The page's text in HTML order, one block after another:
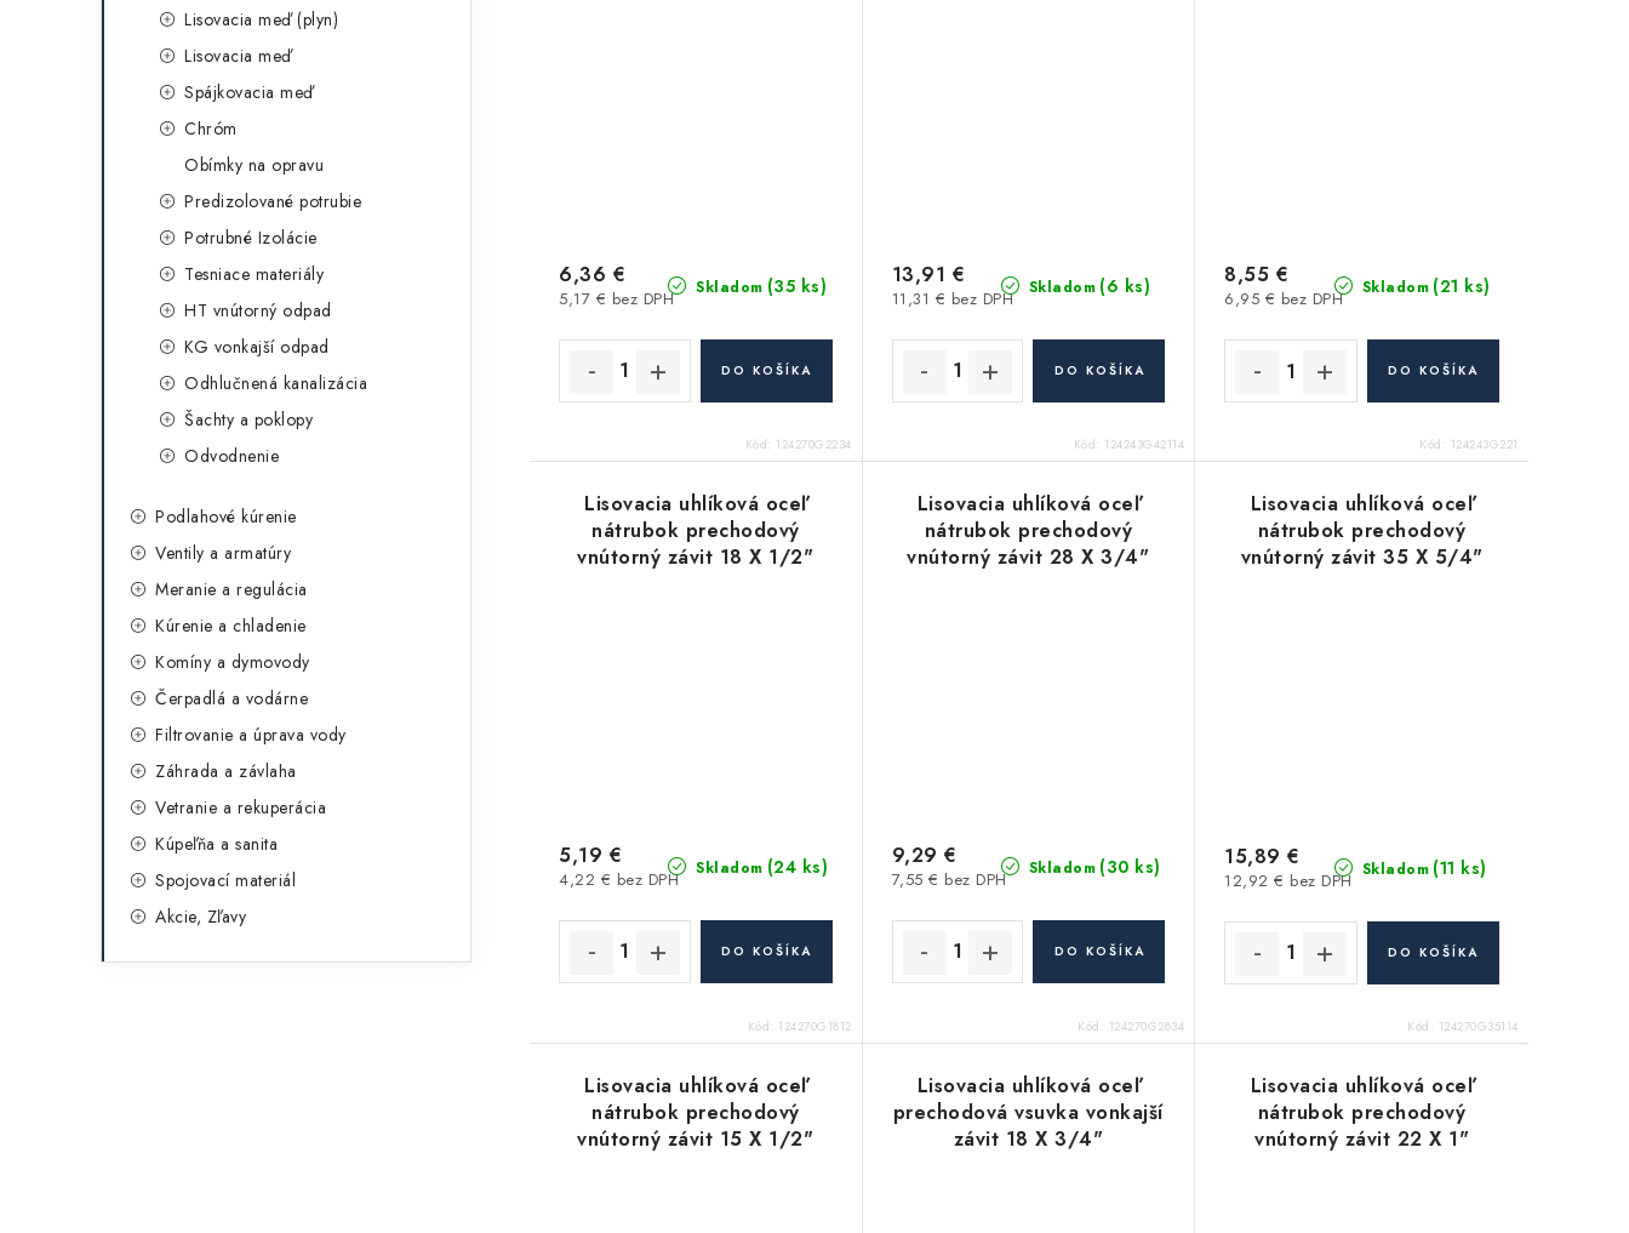
Lisovacia meď (plyn)
Lisovacia meď
Spájkovacia meď
Chróm
Obímky na opravu
Predizolované potrubie
Potrubné Izolácie
Tesniace materiály
HT vnútorný odpad
KG vonkajší odpad
Odhlučnená kanalizácia
Šachty a poklopy
Odvodnenie
Podlahové kúrenie
Ventily a armatúry
Meranie a regulácia
Kúrenie a chladenie
Komíny a dymovody
Čerpadlá a vodárne
Filtrovanie a úprava vody
Záhrada a závlaha
Vetranie a rekuperácia
Kúpeľňa a sanita
Spojovací materiál
Akcie, Zľavy
Skladom (35 ks)
5,17 € bez DPH
6,36 €
DO KOŠÍKA
Kód: 124270G2234
Skladom (6 ks)
11,31 € bez DPH
13,91 €
DO KOŠÍKA
Kód: 124243G42114
Skladom (21 ks)
6,95 € bez DPH
8,55 €
DO KOŠÍKA
Kód: 124243G221
Lisovacia uhlíková oceľ
nátrubok prechodový
vnútorný závit 18 X 1/2"
Skladom (24 ks)
4,22 € bez DPH
5,19 €
DO KOŠÍKA
Kód: 124270G1812
Lisovacia uhlíková oceľ
nátrubok prechodový
vnútorný závit 28 X 3/4"
Skladom (30 ks)
7,55 € bez DPH
9,29 €
DO KOŠÍKA
Kód: 124270G2834
Lisovacia uhlíková oceľ
nátrubok prechodový
vnútorný závit 35 X 5/4"
Skladom (11 ks)
12,92 € bez DPH
15,89 €
DO KOŠÍKA
Kód: 124270G35114
Lisovacia uhlíková oceľ
nátrubok prechodový
vnútorný závit 15 X 1/2"
Lisovacia uhlíková oceľ
prechodová vsuvka vonkajší
závit 18 X 3/4"
Lisovacia uhlíková oceľ
nátrubok prechodový
vnútorný závit 22 X 1"